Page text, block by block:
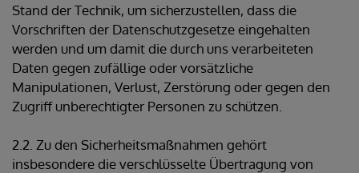
Stand der Technik, um sicherzustellen, dass die
Vorschriften der Datenschutzgesetze eingehalten
werden und um damit die durch uns verarbeiteten
Daten gegen zufällige oder vorsätzliche
Manipulationen, Verlust, Zerstörung oder gegen den
Zugriff unberechtigter Personen zu schützen.
2.2. Zu den Sicherheitsmaßnahmen gehört
insbesondere die verschlüsselte Übertragung von